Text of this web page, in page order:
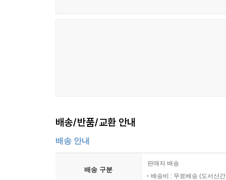
배송/반품/교환 안내
배송 안내
배송 구분
판매자 배송
배송비 : 무료배송 (도서산